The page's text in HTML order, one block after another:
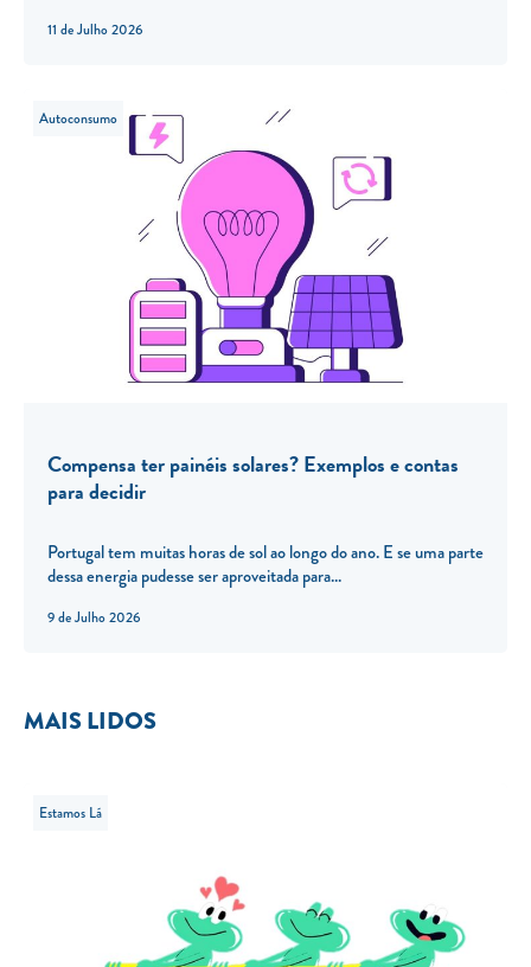
11 de Julho 2026
9 de Julho 2026
Autoconsumo
Compensa ter painéis solares? Exemplos e contas
para decidir
Portugal tem muitas horas de sol ao longo do ano. E se uma parte
dessa energia pudesse ser aproveitada para...
MAIS LIDOS
Estamos Lá